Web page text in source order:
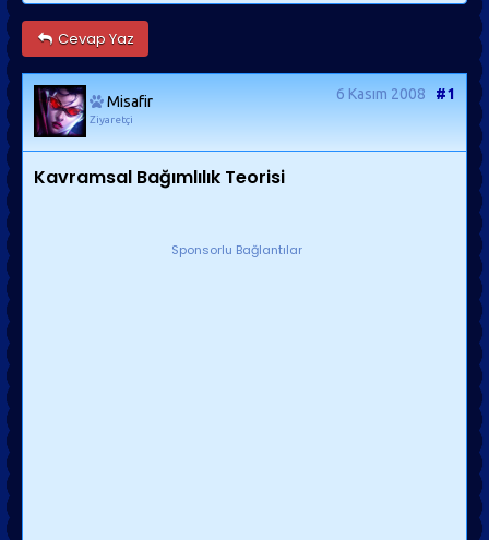
Cevap Yaz
Misafir
Ziyaretçi
6 Kasım 2008 #1
Kavramsal Bağımlılık Teorisi
Sponsorlu Bağlantılar